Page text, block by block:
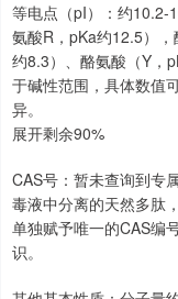
等电点（pI）：约10.2-
氨酸R，pKa约12.5）
约8.3）、酪氨酸（Y，
于碱性范围，具体数值
异。
展开剩余90%
CAS号：暂未查询到专
毒液中分离的天然多肽
单独赋予唯一的CAS编
识。